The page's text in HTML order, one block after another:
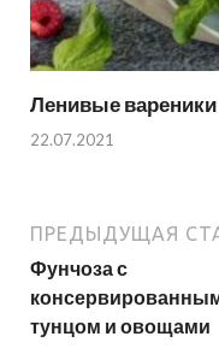
Ленивые
22.07.2021
ПРЕДЫДУЩАЯ
Фунчоза с
тунцом и овощами